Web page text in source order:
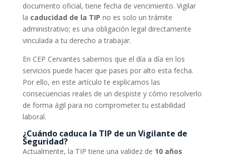
documento oficial, tiene fecha de vencimiento. Vigilar
la caducidad de la TIP no es solo un trámite
administrativo; es una obligación legal directamente
vinculada a tu derecho a trabajar.
En CEP Cervantes sabemos que el día a día en los
servicios puede hacer que pases por alto esta fecha.
Por ello, en este artículo te explicamos las
consecuencias reales de un despiste y cómo resolverlo
de forma ágil para no comprometer tu estabilidad
laboral.
¿Cuándo caduca la TIP de un Vigilante de
Seguridad?
Actualmente, la TIP tiene una validez de 10 años